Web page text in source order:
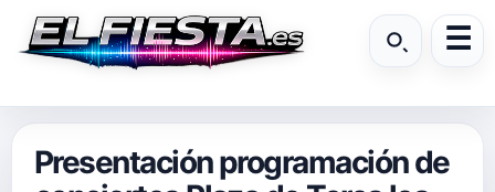
Presentación programación de